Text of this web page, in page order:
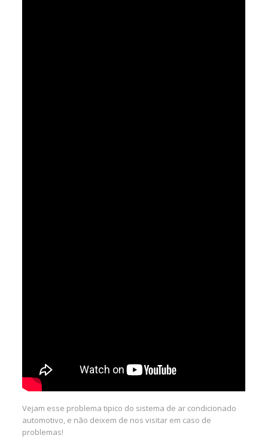
Vejam esse problema tipico do sistema de ar condicionado
automotivo, e não deixem de nos visitar em caso de
problemas!